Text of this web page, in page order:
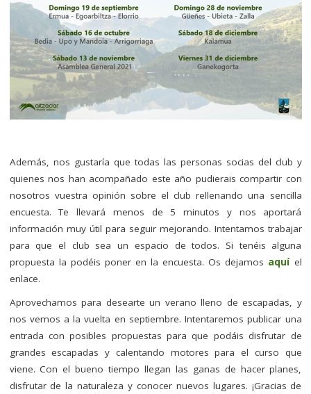
Además, nos gustaría que todas las personas socias del club y
quienes nos han acompañado este año pudierais compartir con
nosotros vuestra opinión sobre el club rellenando una sencilla
encuesta. Te llevará menos de 5 minutos y nos aportará
información muy útil para seguir mejorando. Intentamos trabajar
para que el club sea un espacio de todos. Si tenéis alguna
propuesta la podéis poner en la encuesta. Os dejamos aquí el
enlace.
Aprovechamos para desearte un verano lleno de escapadas, y
nos vemos a la vuelta en septiembre. Intentaremos publicar una
entrada con posibles propuestas para que podáis disfrutar de
grandes escapadas y calentando motores para el curso que
viene. Con el bueno tiempo llegan las ganas de hacer planes,
disfrutar de la naturaleza y conocer nuevos lugares. ¡Gracias de